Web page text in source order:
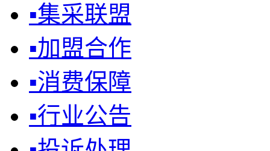
▪集采联盟
▪加盟合作
▪消费保障
▪行业公告